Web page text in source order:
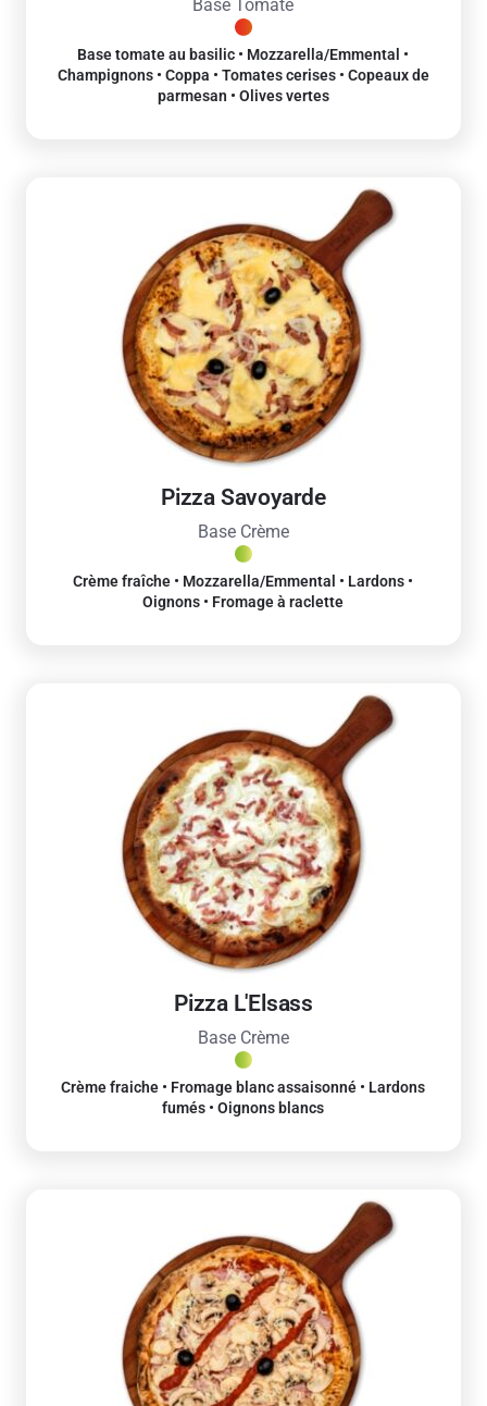
Base Tomate
Base tomate au basilic • Mozzarella/Emmental •
Champignons • Coppa • Tomates cerises • Copeaux de
parmesan • Olives vertes
Pizza Savoyarde
Base Crème
Crème fraîche • Mozzarella/Emmental • Lardons •
Oignons • Fromage à raclette
Pizza L'Elsass
Base Crème
Crème fraiche • Fromage blanc assaisonné • Lardons
fumés • Oignons blancs